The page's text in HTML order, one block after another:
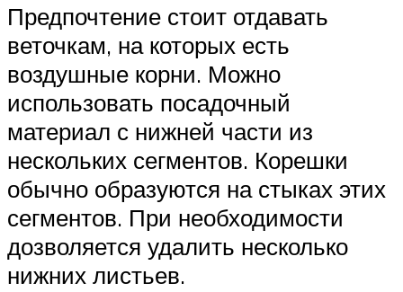
Предпочтение стоит отдавать
веточкам, на которых есть
воздушные корни. Можно
использовать посадочный
материал с нижней части из
нескольких сегментов. Корешки
обычно образуются на стыках этих
сегментов. При необходимости
дозволяется удалить несколько
нижних листьев.